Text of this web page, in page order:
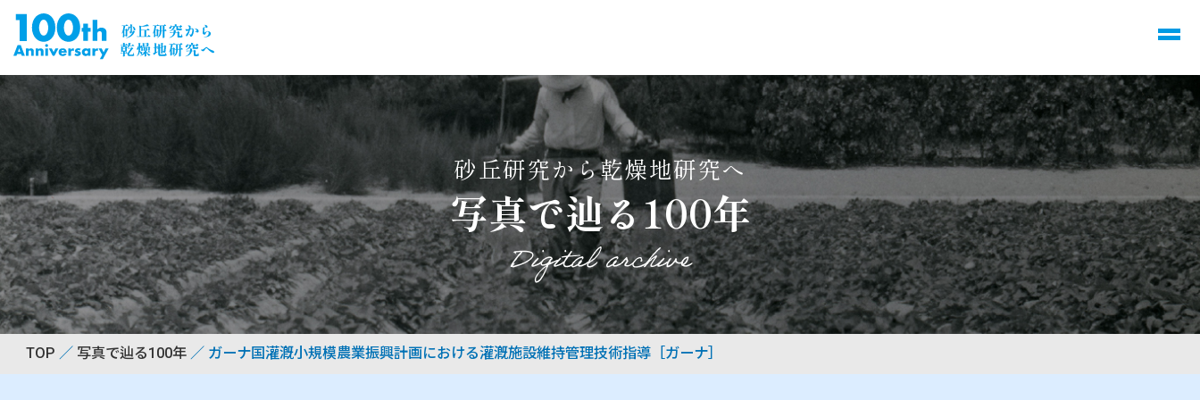
砂丘研究から乾燥地研究へ
写真で辿る100年
Digital archive
TOP 写真で辿る100年 ガーナ国灌漑小規模農業振興計画における灌漑施設維持管理技術指導［ガーナ］